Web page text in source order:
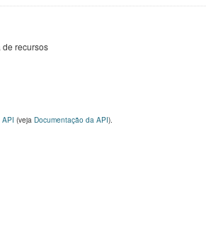
de recursos
API (veja Documentação da API).